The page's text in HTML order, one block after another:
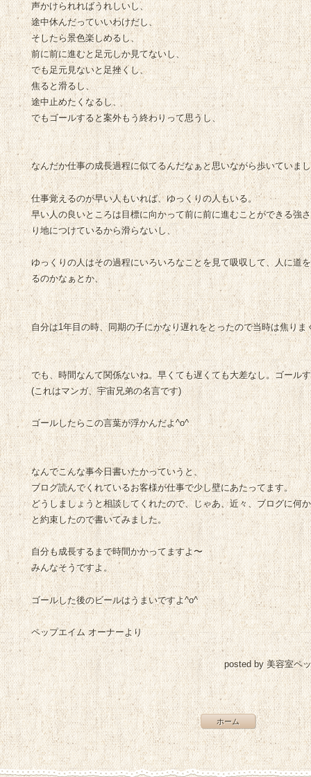
声かけられればうれしいし、
途中休んだっていいわけだし、
そしたら景色楽しめるし、
前に前に進むと足元しか見てないし、
でも足元見ないと足挫くし、
焦ると滑るし、
途中止めたくなるし、
でもゴールすると案外もう終わりって思うし、
なんだか仕事の成長過程に似てるんだなぁと思いながら歩いていま
仕事覚えるのが早い人もいれば、ゆっくりの人もいる。
早い人の良いところは目標に向かって前に前に進むことができる強
り地につけているから滑らないし、
ゆっくりの人はその過程にいろいろなことを見て吸収して、人に道
るのかなぁとか、
自分は1年目の時、同期の子にかなり遅れをとったので当時は焦りま
でも、時間なんて関係ないね。早くても遅くても大差なし。ゴール
(これはマンガ、宇宙兄弟の名言です)
ゴールしたらこの言葉が浮かんだよ^o^
なんでこんな事今日書いたかっていうと、
ブログ読んでくれているお客様が仕事で少し壁にあたってます。
どうしましょうと相談してくれたので、じゃあ、近々、ブログに何
と約束したので書いてみました。
自分も成長するまで時間かかってますよ〜
みんなそうですよ。
ゴールした後のビールはうまいですよ^o^
ペップエイム オーナーより
posted by 美容室ペ
ホーム